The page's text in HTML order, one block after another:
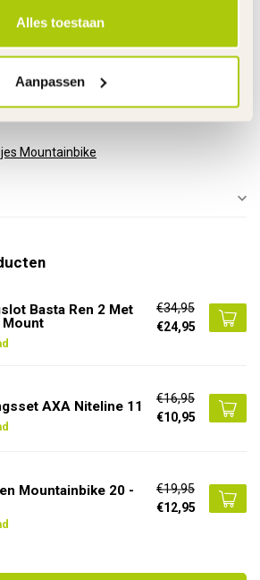
Alles toestaan
Aanpassen
13 kg
Mountainbike
Basta Ren 2 Met
Mount
€34,95
€24,95
AXA Niteline 11
€16,95
€10,95
Mountainbike 20 -
€19,95
€12,95